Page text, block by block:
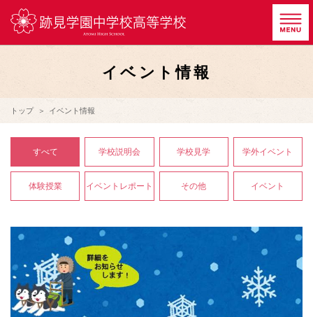
イベント情報
トップ イベント情報
すべて 学校説明会 学校見学 学外イベント
体験授業 イベントレポート その他 イベント